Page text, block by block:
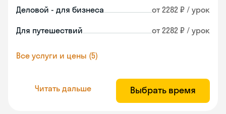
Деловой - для бизнеса от 2282 ₽ / урок
Для путешествий от 2282 ₽ / урок
Все услуги и цены (5)
Читать дальше Выбрать время